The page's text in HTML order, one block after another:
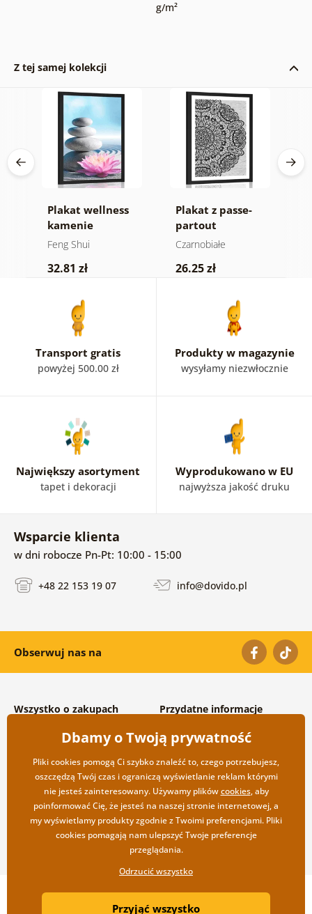
g/m²
Z tej samej kolekcji
Plakat wellness
kamenie
Feng Shui
32.81 zł
Plakat z passe-
partout
kwiatowa
czarno-białym
Czarnobiałe
26.25 zł
Transport gratis
powyżej 500.00 zł
Produkty w magazynie
wysyłamy niezwłocznie
Największy asortyment
tapet i dekoracji
Wyprodukowano w EU
najwyższa jakość druku
Wsparcie klienta
w dni robocze Pn-Pt: 10:00 - 15:00
+48 22 153 19 07 info@dovido.pl
Obserwuj nas na
Wszystko o zakupach
Warunki handlowe i
reklamacyjne
Prywatność
Opcje wysyłki i płatności
Zwrot towarów
Przydatne informacje
Często zadawane pytania
Kontakt
Współpraca hurtowa
Copyright ©2019 © Dovido.pl.
| Sklep internetowy został stworzony przez
Dbamy o Twoją prywatność
Pliki cookies pomogą Ci szybko znaleźć to, czego potrzebujesz,
oszczędzą Twój czas i ograniczą wyświetlanie reklam którymi
nie jesteś zainteresowany. Używamy plikówcookies, aby
poinformować Cię, że jesteś na naszej stronie internetowej, a
my wyświetlamy produkty zgodnie z Twoimi preferencjami. Pliki
cookies pomagają nam ulepszyć Twoje preferencje
przeglądania.
Odrzucić wszystko
Przyjąć wszystko